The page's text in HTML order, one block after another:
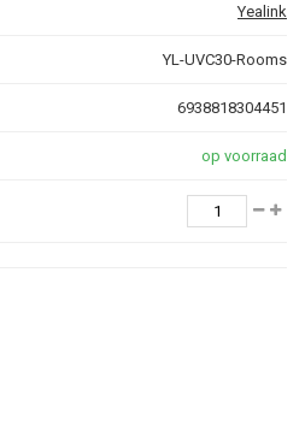
Yealink
YL-UVC30-Rooms
6938818304451
op voorraad